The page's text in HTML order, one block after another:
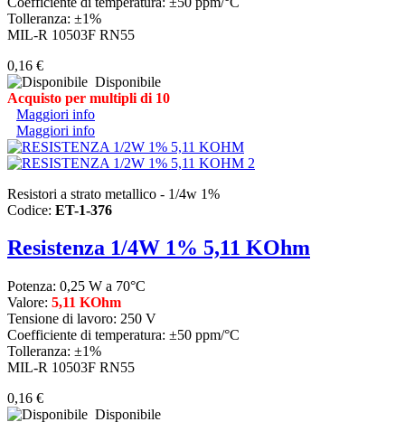
Tolleranza: ±1%
MIL-R 10503F RN55
0,16 €
Disponibile
Acquisto per multipli di 10
Maggiori info
Maggiori info
Resistori a strato metallico - 1/4w 1%
Codice: ET-1-376
Resistenza 1/4W 1% 5,11 KOhm
Potenza: 0,25 W a 70°C
Valore: 5,11 KOhm
Tensione di lavoro: 250 V
Coefficiente di temperatura: ±50 ppm/°C
Tolleranza: ±1%
MIL-R 10503F RN55
0,16 €
Disponibile